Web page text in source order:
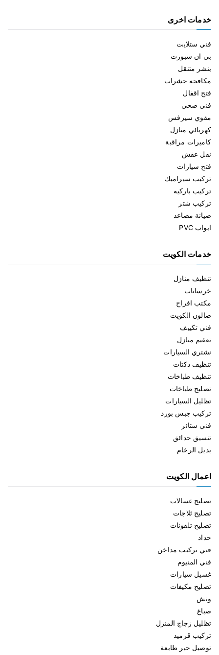
خدمات اخرى
فني ستلايت
بي ان سبورت
بنشر متنقل
مكافحة حشرات
فتح اقفال
فني صحي
مقوي سيرفس
كهربائي منازل
كاميرات مراقبة
نقل عفش
فتح سيارات
تركيب سيراميك
تركيب باركيه
تركيب شتر
صيانة مصاعد
ابواب PVC
خدمات الكويت
تنظيف منازل
خرسانات
مكتب افراح
صالون الكويت
فني تكييف
تعقيم منازل
نشتري السيارات
تنظيف دكتات
تنظيف طباخات
تصليح طباخات
تظليل السيارات
تركيب جبس بورد
فني ستائر
تنسيق حدائق
بديل الرخام
اعمال الكويت
تصليح غسالات
تصليح ثلاجات
تصليح تلفونات
حداد
فني تركيب مداخن
فني المنيوم
غسيل سيارات
تصليح مكيفات
ونش
صباغ
تظليل زجاج المنزل
تركيب قرميد
توصيل حبر طابعة